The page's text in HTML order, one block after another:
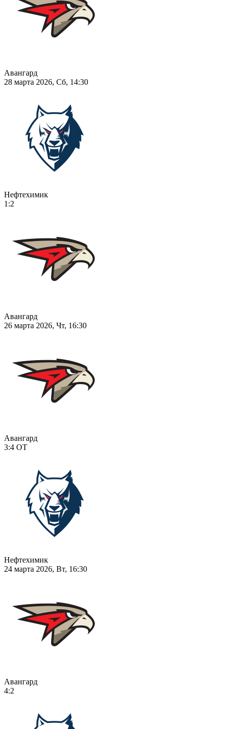
Авангард
28 марта 2026, Сб, 14:30
Нефтехимик
1:2
Авангард
26 марта 2026, Чт, 16:30
Авангард
3:4 ОТ
Нефтехимик
24 марта 2026, Вт, 16:30
Авангард
4:2